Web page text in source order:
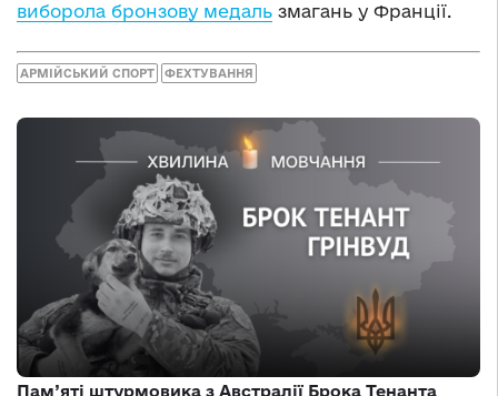
виборола бронзову медаль змагань у Франції.
АРМІЙСЬКИЙ СПОРТ ФЕХТУВАННЯ
Пам’яті штурмовика з Австралії Брока Тенанта